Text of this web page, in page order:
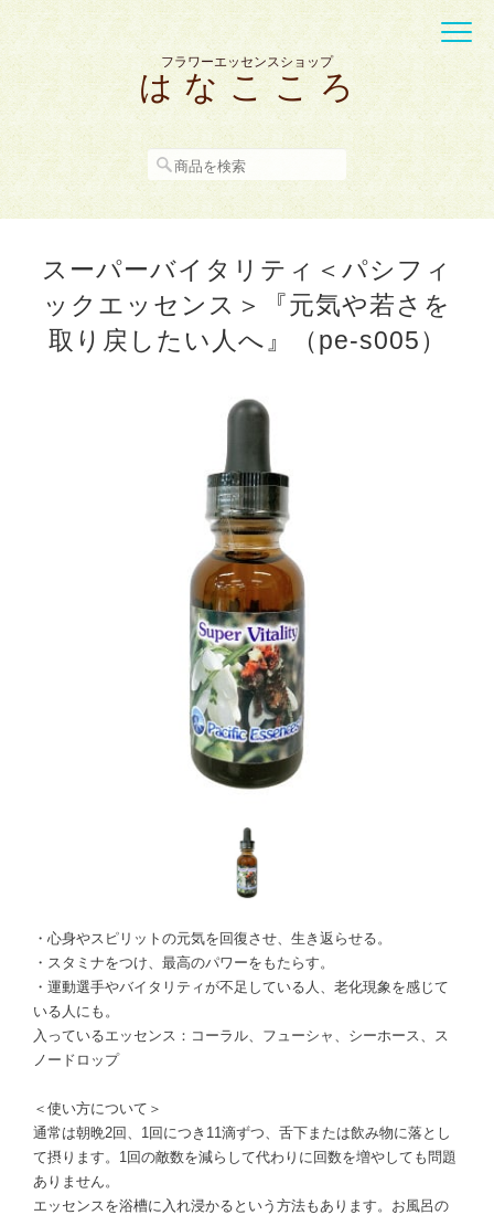
フラワーエッセンスショップ
は な こ こ ろ
スーパーバイタリティ＜パシフィ
ックエッセンス＞『元気や若さを
取り戻したい人へ』（pe-s005）
・心身やスピリットの元気を回復させ、生き返らせる。
・スタミナをつけ、最高のパワーをもたらす。
・運動選手やバイタリティが不足している人、老化現象を感じて
いる人にも。
入っているエッセンス：コーラル、フューシャ、シーホース、ス
ノードロップ
＜使い方について＞
通常は朝晩2回、1回につき11滴ずつ、舌下または飲み物に落とし
て摂ります。1回の敵数を減らして代わりに回数を増やしても問題
ありません。
エッセンスを浴槽に入れ浸かるという方法もあります。お風呂の